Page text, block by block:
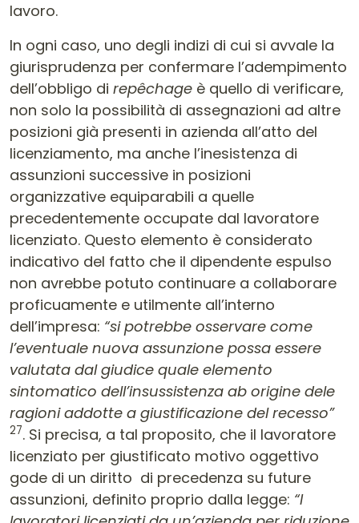
lavoro.
In ogni caso, uno degli indizi di cui si avvale la
giurisprudenza per confermare l’adempimento
dell’obbligo di repêchage è quello di verificare,
non solo la possibilità di assegnazioni ad altre
posizioni già presenti in azienda all’atto del
licenziamento, ma anche l’inesistenza di
assunzioni successive in posizioni
organizzative equiparabili a quelle
precedentemente occupate dal lavoratore
licenziato. Questo elemento è considerato
indicativo del fatto che il dipendente espulso
non avrebbe potuto continuare a collaborare
proficuamente e utilmente all’interno
dell’impresa: “si potrebbe osservare come
l’eventuale nuova assunzione possa essere
valutata dal giudice quale elemento
sintomatico dell’insussistenza ab origine dele
ragioni addotte a giustificazione del recesso”
27. Si precisa, a tal proposito, che il lavoratore
licenziato per giustificato motivo oggettivo
gode di un diritto di precedenza su future
assunzioni, definito proprio dalla legge: “I